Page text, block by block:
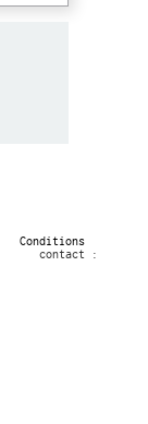
Conditions
contact :